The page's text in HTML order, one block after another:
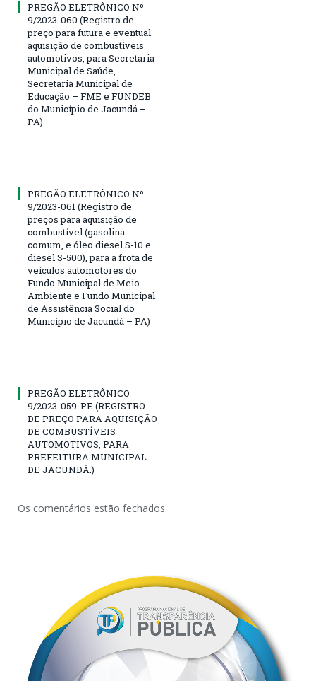
PREGÃO ELETRÔNICO Nº
9/2023-060 (Registro de
preço para futura e eventual
aquisição de combustíveis
automotivos, para Secretaria
Municipal de Saúde,
Secretaria Municipal de
Educação – FME e FUNDEB
do Município de Jacundá –
PA)
PREGÃO ELETRÔNICO Nº
9/2023-061 (Registro de
preços para aquisição de
combustível (gasolina
comum, e óleo diesel S-10 e
diesel S-500), para a frota de
veículos automotores do
Fundo Municipal de Meio
Ambiente e Fundo Municipal
de Assistência Social do
Município de Jacundá – PA)
PREGÃO ELETRÔNICO
9/2023-059-PE (REGISTRO
DE PREÇO PARA AQUISIÇÃO
DE COMBUSTÍVEIS
AUTOMOTIVOS, PARA
PREFEITURA MUNICIPAL
DE JACUNDÁ.)
Os comentários estão fechados.